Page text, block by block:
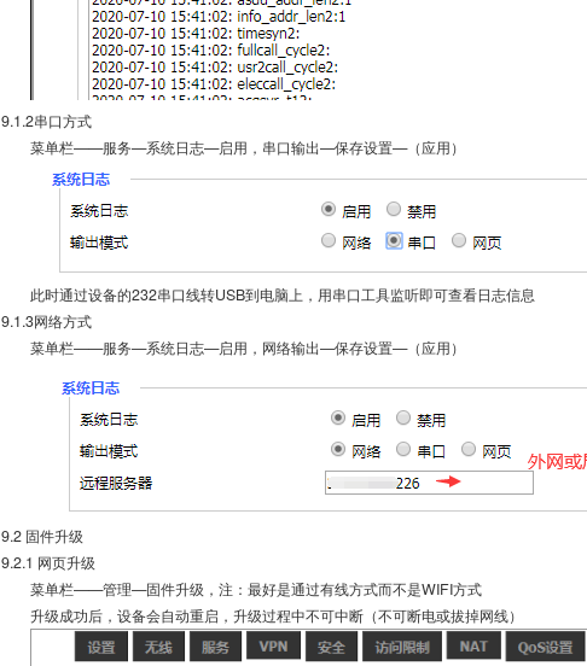
9.1.2串口方式
菜单栏——服务—系统日志—启用，串口输出—保存设置—（应用）
此时通过设备的232串口线转USB到电脑上，用串口工具监听即可查看日志信息
9.1.3网络方式
菜单栏——服务—系统日志—启用，网络输出—保存设置—（应用）
9.2 固件升级
9.2.1 网页升级
菜单栏——管理—固件升级，注：最好是通过有线方式而不是WIFI方式
升级成功后，设备会自动重启，升级过程中不可中断（不可断电或拔掉网线）